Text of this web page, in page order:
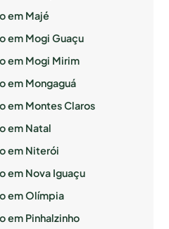
em Majé
em Mogi Guaçu
em Mogi Mirim
em Mongaguá
em Montes Claros
em Natal
em Niterói
em Nova Iguaçu
em Olímpia
em Pinhalzinho